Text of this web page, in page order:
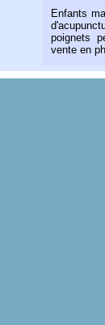
Enfants
poignets
vente en